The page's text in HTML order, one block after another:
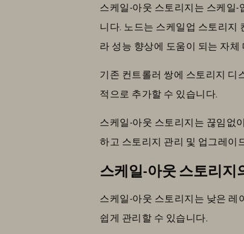
스케일-아웃 스토리지는 스케일
니다. 노드는 스케일업 스토리지
라 성능 향상에 도움이 되는 자체
기존 컨트롤러 쌍에 스토리지 디
적으로 추가할 수 있습니다.
스케일-아웃 스토리지는 끊임없
하고 스토리지 관리 및 업그레이
스케일-아웃 스토리지
스케일-아웃 스토리지는 낮은
쉽게 관리할 수 있습니다.